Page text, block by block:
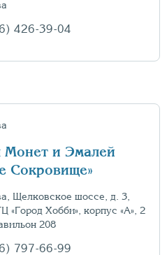
426-39-04
Монет и Эмалей
Сокровище»
Щелковское шоссе, д. 3,
«Город Хобби», корпус «А», 2
208
797-66-99